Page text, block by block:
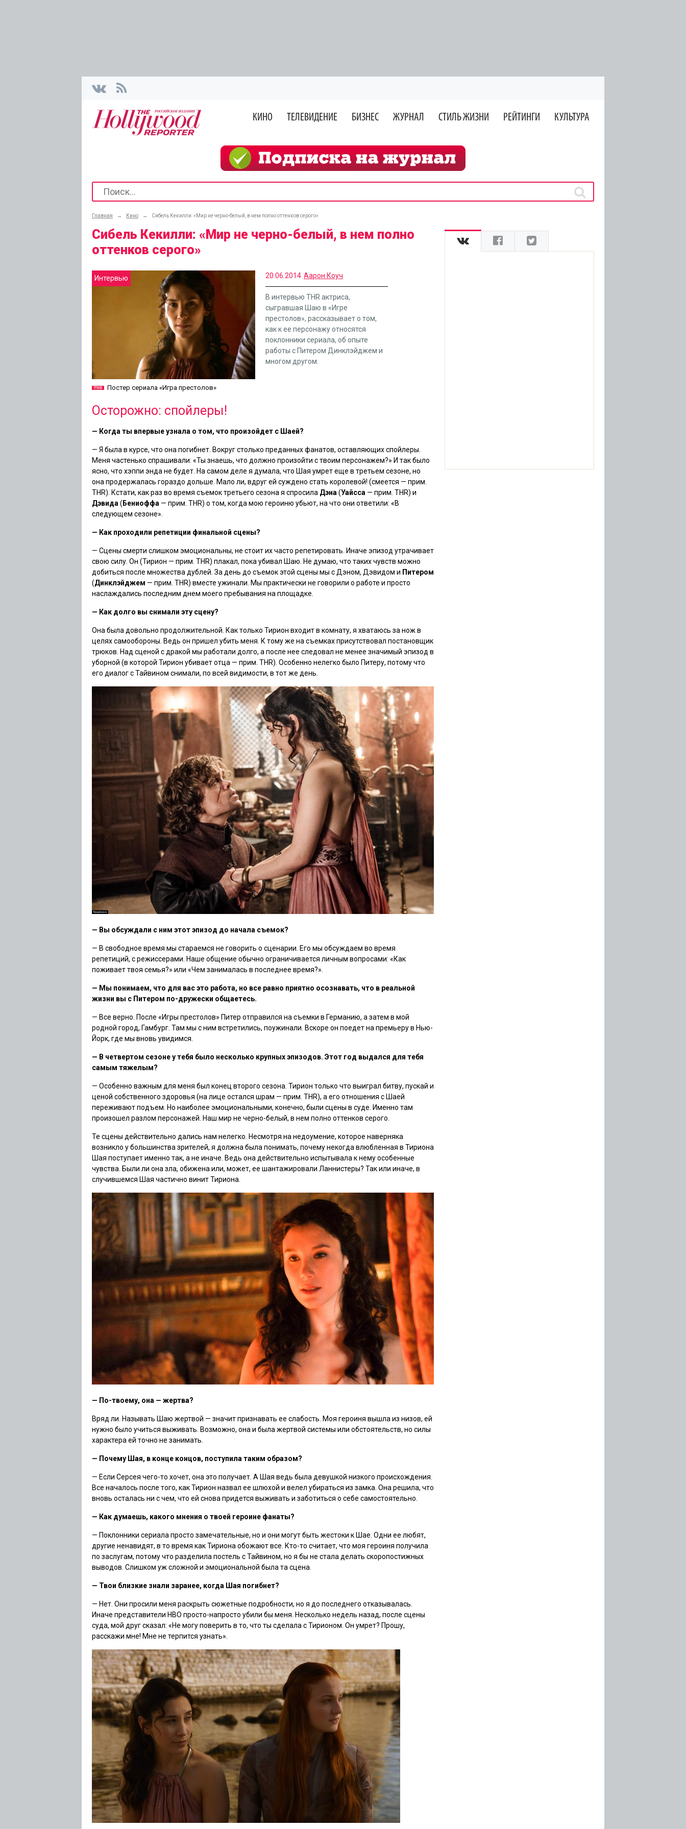
КИНО ТЕЛЕВИДЕНИЕ БИЗНЕС ЖУРНАЛ СТИЛЬ ЖИЗНИ РЕЙТИНГИ КУЛЬТУРА
Главная → Кино → Сибель Кекилли: «Мир не черно-белый, в нем полно оттенков серого»
Сибель Кекилли: «Мир не черно-белый, в нем полно
оттенков серого»
Интервью
Постер сериала «Игра престолов»
20.06.2014 Аарон Коуч
В интервью THR актриса,
сыгравшая Шаю в «Игре
престолов», рассказывает о том,
как к ее персонажу относятся
поклонники сериала, об опыте
работы с Питером Динклэйджем и
многом другом.
Осторожно: спойлеры!
— Когда ты впервые узнала о том, что произойдет с Шаей?
— Я была в курсе, что она погибнет. Вокруг столько преданных фанатов, оставляющих спойлеры.
Меня частенько спрашивали: «Ты знаешь, что должно произойти с твоим персонажем?» И так было
ясно, что хэппи энда не будет. На самом деле я думала, что Шая умрет еще в третьем сезоне, но
она продержалась гораздо дольше. Мало ли, вдруг ей суждено стать королевой! (смеется — прим.
THR). Кстати, как раз во время съемок третьего сезона я спросила Дэна (Уайсса — прим. THR) и
Дэвида ( Бениоффа — прим. THR) о том, когда мою героиню убьют, на что они ответили: «В
следующем сезоне».
— Как проходили репетиции финальной сцены?
— Сцены смерти слишком эмоциональны, не стоит их часто репетировать. Иначе эпизод утрачивает
свою силу. Он (Тирион — прим. THR) плакал, пока убивал Шаю. Не думаю, что таких чувств можно
добиться после множества дублей. За день до съемок этой сцены мы с Дэном, Дэвидом и Питером
(Динклэйджем — прим. THR) вместе ужинали. Мы практически не говорили о работе и просто
наслаждались последним днем моего пребывания на площадке.
— Как долго вы снимали эту сцену?
Она была довольно продолжительной. Как только Тирион входит в комнату, я хватаюсь за нож в
целях самообороны. Ведь он пришел убить меня. К тому же на съемках присутствовал постановщик
трюков. Над сценой с дракой мы работали долго, а после нее следовал не менее значимый эпизод в
уборной (в которой Тирион убивает отца — прим. THR). Особенно нелегко было Питеру, потому что
его диалог с Тайвином снимали, по всей видимости, в тот же день.
— Вы обсуждали с ним этот эпизод до начала съемок?
— В свободное время мы стараемся не говорить о сценарии. Его мы обсуждаем во время
репетиций, с режиссерами. Наше общение обычно ограничивается личным вопросами: «Как
поживает твоя семья?» или «Чем занималась в последнее время?».
— Мы понимаем, что для вас это работа, но все равно приятно осознавать, что в реальной
жизни вы с Питером по-дружески общаетесь.
— Все верно. После «Игры престолов» Питер отправился на съемки в Германию, а затем в мой
родной город, Гамбург. Там мы с ним встретились, поужинали. Вскоре он поедет на премьеру в Нью-
Йорк, где мы вновь увидимся.
— В четвертом сезоне у тебя было несколько крупных эпизодов. Этот год выдался для тебя
самым тяжелым?
— Особенно важным для меня был конец второго сезона. Тирион только что выиграл битву, пускай и
ценой собственного здоровья (на лице остался шрам — прим. THR), а его отношения с Шаей
переживают подъем. Но наиболее эмоциональными, конечно, были сцены в суде. Именно там
произошел разлом персонажей. Наш мир не черно-белый, в нем полно оттенков серого.
Те сцены действительно дались нам нелегко. Несмотря на недоумение, которое наверняка
возникло у большинства зрителей, я должна была понимать, почему некогда влюбленная в Тириона
Шая поступает именно так, а не иначе. Ведь она действительно испытывала к нему особенные
чувства. Были ли она зла, обижена или, может, ее шантажировали Ланнистеры? Так или иначе, в
случившемся Шая частично винит Тириона.
— По-твоему, она — жертва?
Вряд ли. Называть Шаю жертвой — значит признавать ее слабость. Моя героиня вышла из низов, ей
нужно было учиться выживать. Возможно, она и была жертвой системы или обстоятельств, но силы
характера ей точно не занимать.
— Почему Шая, в конце концов, поступила таким образом?
— Если Серсея чего-то хочет, она это получает. А Шая ведь была девушкой низкого происхождения.
Все началось после того, как Тирион назвал ее шлюхой и велел убираться из замка. Она решила, что
вновь осталась ни с чем, что ей снова придется выживать и заботиться о себе самостоятельно.
— Как думаешь, какого мнения о твоей героине фанаты?
— Поклонники сериала просто замечательные, но и они могут быть жестоки к Шае. Одни ее любят,
другие ненавидят, в то время как Тириона обожают все. Кто-то считает, что моя героиня получила
по заслугам, потому что разделила постель с Тайвином, но я бы не стала делать скоропостижных
выводов. Слишком уж сложной и эмоциональной была та сцена.
— Твои близкие знали заранее, когда Шая погибнет?
— Нет. Они просили меня раскрыть сюжетные подробности, но я до последнего отказывалась.
Иначе представители HBO просто-напросто убили бы меня. Несколько недель назад, после сцены
суда, мой друг сказал: «Не могу поверить в то, что ты сделала с Тирионом. Он умрет? Прошу,
расскажи мне! Мне не терпится узнать».